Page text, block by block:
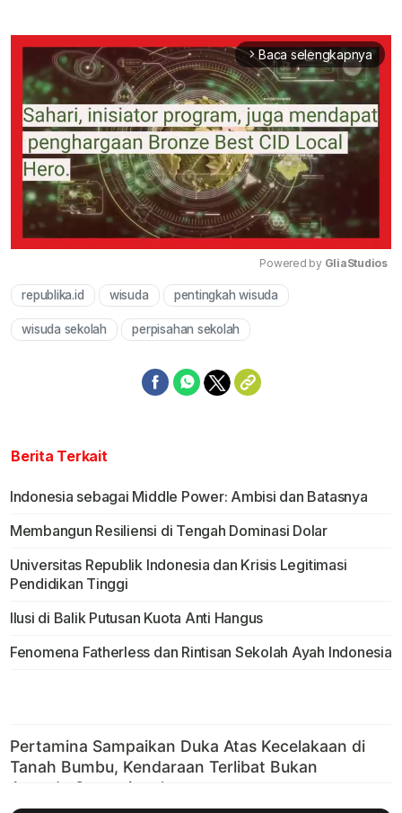
arrow_forward_ios Baca selengkapnya
Powered by GliaStudios
republika.id wisuda pentingkah wisuda
wisuda sekolah perpisahan sekolah
Berita Terkait
Indonesia sebagai Middle Power: Ambisi dan Batasnya
Membangun Resiliensi di Tengah Dominasi Dolar
Universitas Republik Indonesia dan Krisis Legitimasi
Pendidikan Tinggi
Ilusi di Balik Putusan Kuota Anti Hangus
Fenomena Fatherless dan Rintisan Sekolah Ayah Indonesia